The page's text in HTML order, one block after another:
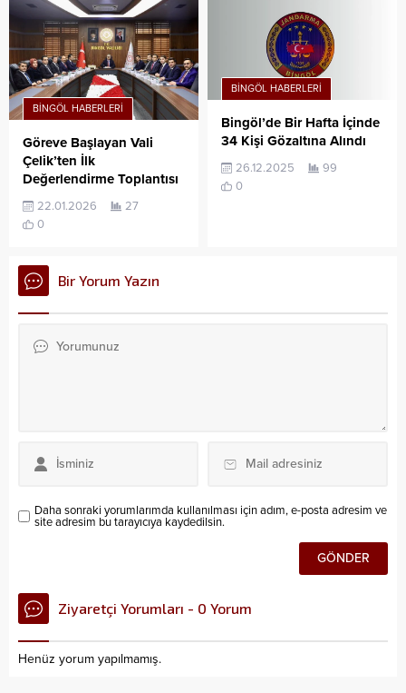
BINGÖL HABERLERI
Göreve Başlayan Vali
Çelik’ten İlk
Değerlendirme Toplantısı
22.01.2026
27
0
BINGÖL HABERLERI
Bingöl’de Bir Hafta İçinde
34 Kişi Gözaltına Alındı
26.12.2025
99
0
Bir Yorum Yazın
Daha sonraki yorumlarımda kullanılması için adım, e-posta adresim ve
site adresim bu tarayıcıya kaydedilsin.
Ziyaretçi Yorumları - 0 Yorum
Henüz yorum yapılmamış.